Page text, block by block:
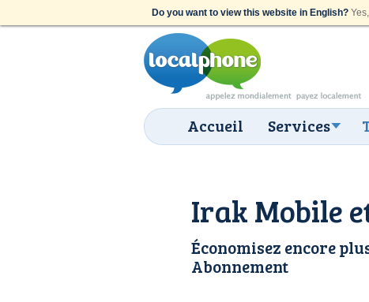
Do you want to view this website in English?
Accueil Services
Irak Mobile
Économisez encore
Abonnement